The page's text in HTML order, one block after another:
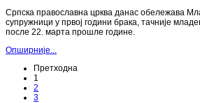
Српска православна црква данас обележава
супружници у првој години брака, тачније
после 22. марта прошле године.
Опширније...
Претходна
1
2
3